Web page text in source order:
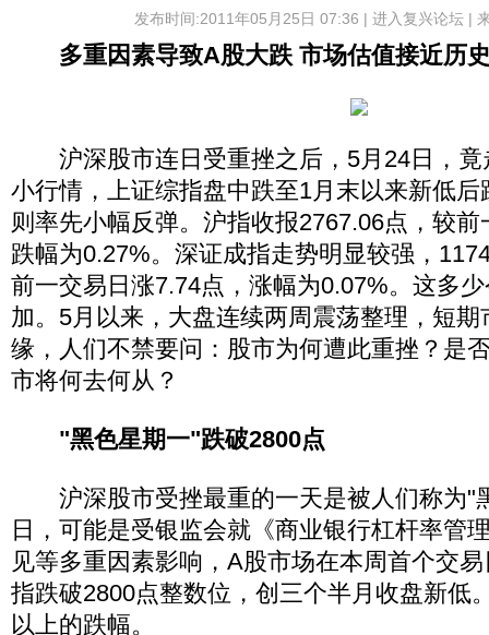
发布时间:2011年05月25日 07:36 | 进入复兴论坛|
多重因素导致A股大跌 市场估值接近历
沪深股市连日受重挫之后，5月24日，竟
小行情，上证综指盘中跌至1月末以来新低
则率先小幅反弹。沪指收报2767.06点，较
跌幅为0.27%。深证成指走势明显较强，
前一交易日涨7.74点，涨幅为0.07%。这多
加。5月以来，大盘连续两周震荡整理，短
缘，人们不禁要问：股市为何遭此重挫？是
市将何去何从？
"黑色星期一"跌破2800点
沪深股市受挫最重的一天是被人们称为"
日，可能是受银监会就《商业银行杠杆率管
见等多重因素影响，A股市场在本周首个交
指跌破2800点整数位，创三个半月收盘新低
以上的跌幅。